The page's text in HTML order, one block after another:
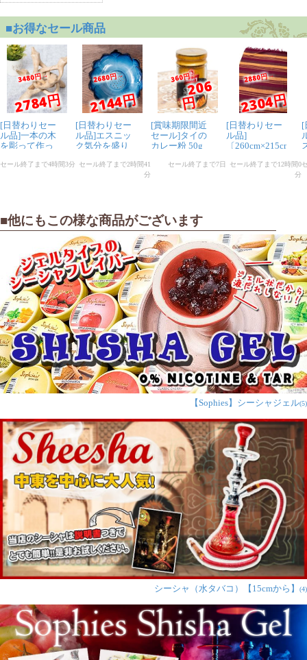
炭、アルミホイル、
トング、説明書付き
おわっち様
こちら側の我儘にも丁寧に対応
頂き本当に助かりました。
ありがとうございます。
38.5cm】フレーバ
ー、炭、アルミホイ
ル、トング、説明書
付き
★★
匿名希望
思っていたより小さかったけど
可愛いです。
部品欠損があり問い合わせた所、早急にご対応頂けて助
かりました。
問題なく吸えますが、フレーバーのりんごの味がイマイ
チです。
〔初めてのシーシャ
セット〕シーシャ(水
タバコ) 緑 【約
82cm】フレーバー、
炭、アルミホイル、
★★★★★
うー様
安くしっかりしたオシャレな商
品で満足でした
■他にもこの様な商品がございます
【Sophies】シーシャジェル(5)
シーシャ（水タバコ）【15cmから】 (4)